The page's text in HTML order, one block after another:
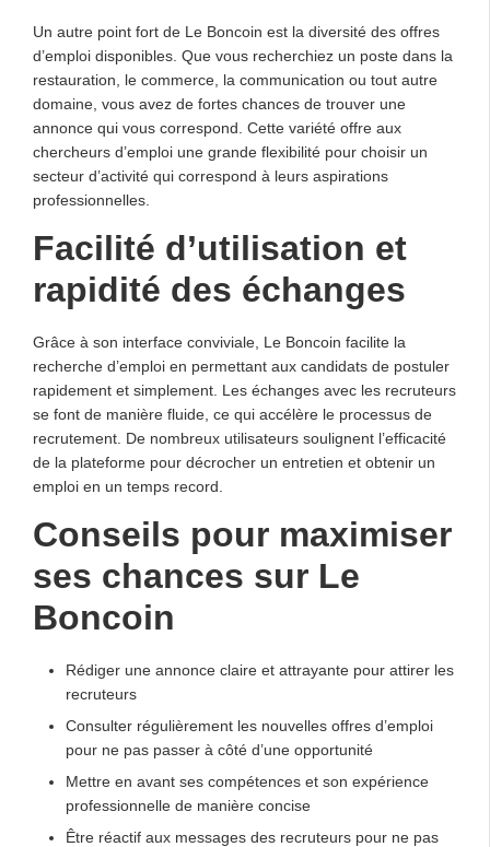
Un autre point fort de Le Boncoin est la diversité des offres
d’emploi disponibles. Que vous recherchiez un poste dans la
restauration, le commerce, la communication ou tout autre
domaine, vous avez de fortes chances de trouver une
annonce qui vous correspond. Cette variété offre aux
chercheurs d’emploi une grande flexibilité pour choisir un
secteur d’activité qui correspond à leurs aspirations
professionnelles.
Facilité d’utilisation et
rapidité des échanges
Grâce à son interface conviviale, Le Boncoin facilite la
recherche d’emploi en permettant aux candidats de postuler
rapidement et simplement. Les échanges avec les recruteurs
se font de manière fluide, ce qui accélère le processus de
recrutement. De nombreux utilisateurs soulignent l’efficacité
de la plateforme pour décrocher un entretien et obtenir un
emploi en un temps record.
Conseils pour maximiser
ses chances sur Le
Boncoin
Rédiger une annonce claire et attrayante pour attirer les
recruteurs
Consulter régulièrement les nouvelles offres d’emploi
pour ne pas passer à côté d’une opportunité
Mettre en avant ses compétences et son expérience
professionnelle de manière concise
Être réactif aux messages des recruteurs pour ne pas